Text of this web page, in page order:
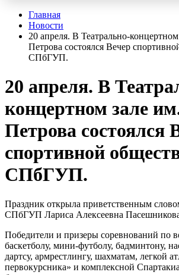
Главная
Новости
20 апреля. В Театрально-
Петрова состоялся Вечер
СПбГУП.
20 апреля. В
концертном зале
Петрова состоялся
спортивной
СПбГУП.
Праздник открыла приветственным
СПбГУП Лариса Алексеевна
Победители и призеры соревнований по
баскетболу, мини-футболу, бадминтону,
дартсу, армрестлингу, шахматам, легкой
первокурсника» и комплексной